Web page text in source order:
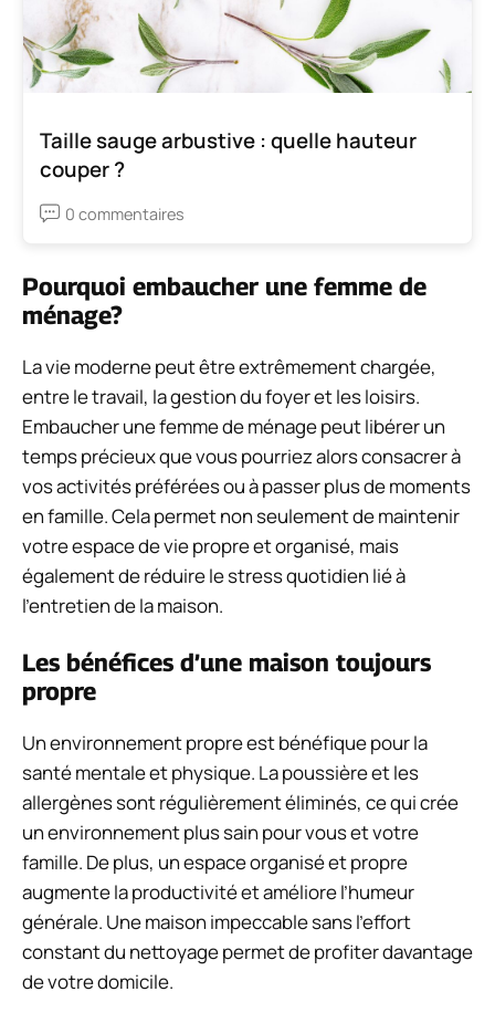
Taille sauge arbustive : quelle hauteur
couper ?
0 commentaires
Pourquoi embaucher une femme de
ménage?
La vie moderne peut être extrêmement chargée,
entre le travail, la gestion du foyer et les loisirs.
Embaucher une femme de ménage peut libérer un
temps précieux que vous pourriez alors consacrer à
vos activités préférées ou à passer plus de moments
en famille. Cela permet non seulement de maintenir
votre espace de vie propre et organisé, mais
également de réduire le stress quotidien lié à
l’entretien de la maison.
Les bénéfices d’une maison toujours
propre
Un environnement propre est bénéfique pour la
santé mentale et physique. La poussière et les
allergènes sont régulièrement éliminés, ce qui crée
un environnement plus sain pour vous et votre
famille. De plus, un espace organisé et propre
augmente la productivité et améliore l’humeur
générale. Une maison impeccable sans l’effort
constant du nettoyage permet de profiter davantage
de votre domicile.